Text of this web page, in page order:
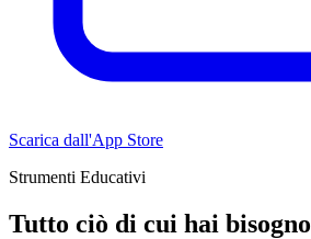
Scarica dall'App Store
Strumenti Educativi
Tutto ciò di cui hai bisogno